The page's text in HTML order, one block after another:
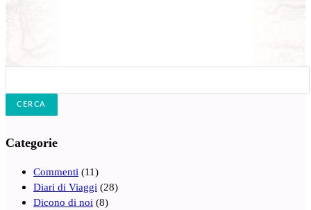
Categorie
Commenti (11)
Diari di Viaggi (28)
Dicono di noi (8)